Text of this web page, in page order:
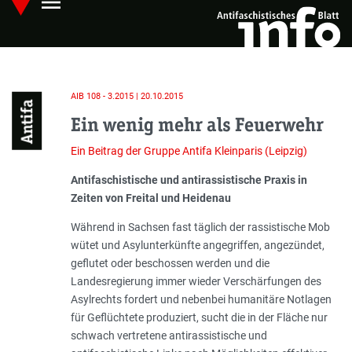
Skip
main
Hauptmenü öffnen
Antifa
AIB 108 - 3.2015 | 20.10.2015
Ein wenig mehr als Feuerwehr
Ein Beitrag der Gruppe Antifa Kleinparis (Leipzig)
Einleitung
Antifaschistische und antirassistische Praxis in
Zeiten von Freital und Heidenau
Während in Sachsen fast täglich der rassistische Mob
wütet und Asylunterkünfte angegriffen, angezündet,
geflutet oder beschossen werden und die
Landesregierung immer wieder Verschärfungen des
Asylrechts fordert und nebenbei humanitäre Notlagen
für Geflüchtete produziert, sucht die in der Fläche nur
schwach vertretene antirassistische und